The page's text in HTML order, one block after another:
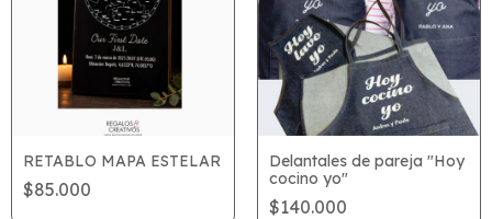
RETABLO MAPA ESTELAR
$85.000
Delantales de pareja "Hoy
cocino yo"
$140.000